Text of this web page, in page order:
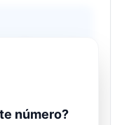
número?